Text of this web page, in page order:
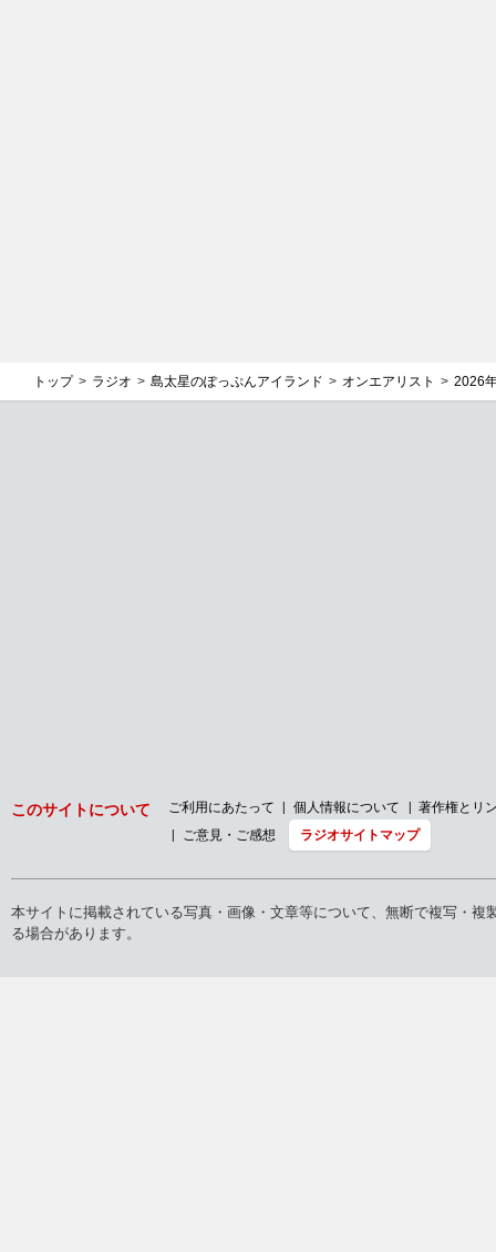
トップ ラジオ 島太星のぽっぷんアイランド オンエアリスト 2026
このサイトについて ご利用にあたって 個人情報について
著作権とリ
ご意見・ご感想
ラジオサイトマップ
本サイトに掲載されている写真・画像・文章等について、無断で複写・
る場合があります。